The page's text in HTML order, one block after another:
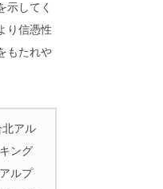
示してく
り信憑性
もたれや
アル
ング
ルプ